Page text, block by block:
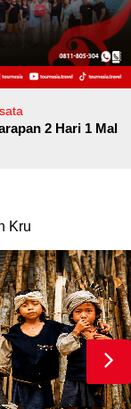
2 Hari 1
Kru